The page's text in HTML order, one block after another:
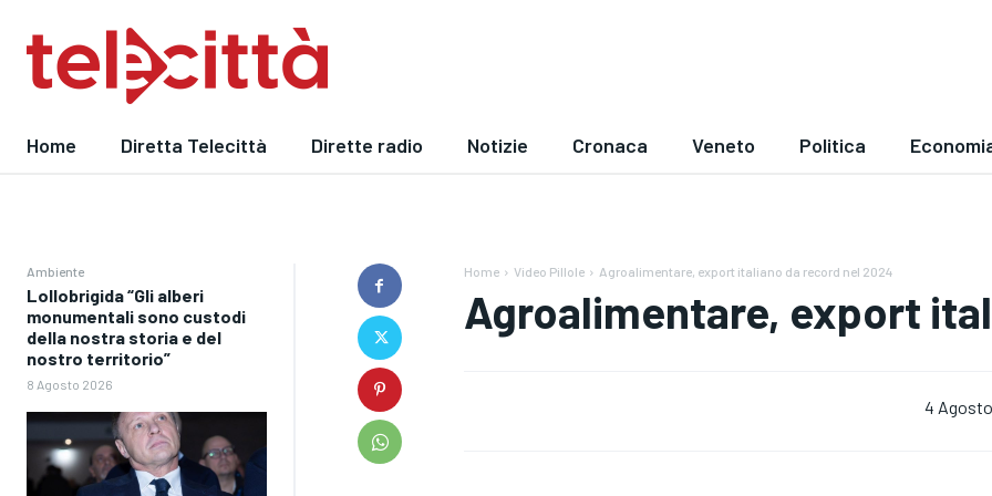
Home Diretta Telecittà Dirette radio Notizie Cronaca Veneto Politica
Ambiente
Lollobrigida “Gli alberi
monumentali sono custodi
della nostra storia e del
nostro territorio”
8 Agosto 2026
Home Video Pillole Agroalimentare, export italiano da record nel 2024
Agroalimentare, export
4